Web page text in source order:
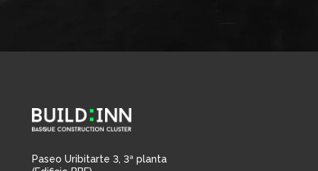
Paseo Uribitarte 3, 3ª planta